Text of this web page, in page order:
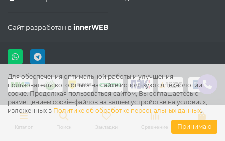
Для обеспечения оптимальной работы и улучшения
пользовательского опыта на сайте используются технологии
cookie. Продолжая пользоваться сайтом, Вы соглашаетесь с
размещением cookie-файлов на вашем устройстве на условиях,
изложенных в Политике об обработке персональных данных.
Принимаю
Сайт разработан вinnerWEB
Каталог Поиск Закладки Сравнение Корзина